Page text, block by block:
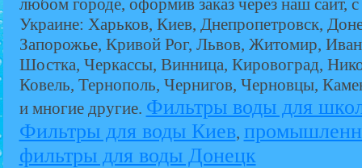
любом городе, оформив заказ через наш сайт,
Украине: Харьков, Киев, Днепропетровск,
Запорожье, Кривой Рог, Львов, Житомир,
Шостка, Черкассы, Винница, Кировоград,
Ковель, Тернополь, Чернигов, Черновцы,
и многие другие. Фильтры воды для
Фильтры для воды Киев,
фильтры для воды Донецк